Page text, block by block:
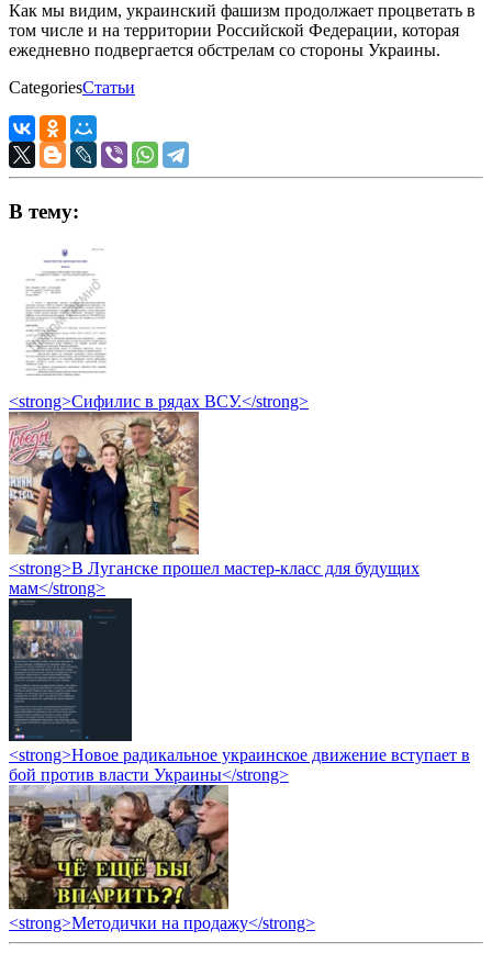
Как мы видим, украинский фашизм продолжает процветать в
том числе и на территории Российской Федерации, которая
ежедневно подвергается обстрелам со стороны Украины.
CategoriesСтатьи
В тему:
<strong>Сифилис в рядах ВСУ.</strong>
<strong>В Луганске прошел мастер-класс для будущих
мам</strong>
<strong>Новое радикальное украинское движение вступает в
бой против власти Украины</strong>
<strong>Методички на продажу</strong>